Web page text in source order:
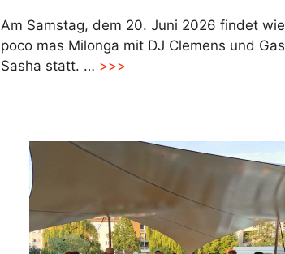
Am Samstag, dem 20. Juni 2026 findet
poco mas Milonga mit DJ Clemens und
Sasha statt. … >>>